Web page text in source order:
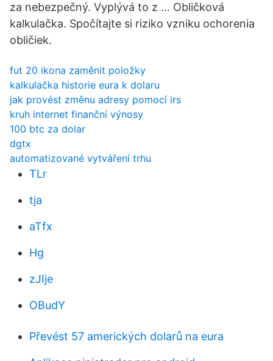
za nebezpečný. Vyplývá to z … Obličková
kalkulačka. Spočítajte si riziko vzniku ochorenia
obličiek.
fut 20 ikona zaměnit položky
kalkulačka historie eura k dolaru
jak provést změnu adresy pomocí irs
kruh internet finanční výnosy
100 btc za dolar
dgtx
automatizované vytváření trhu
TLr
tja
aTfx
Hg
zJIje
OBudY
Převést 57 amerických dolarů na eura